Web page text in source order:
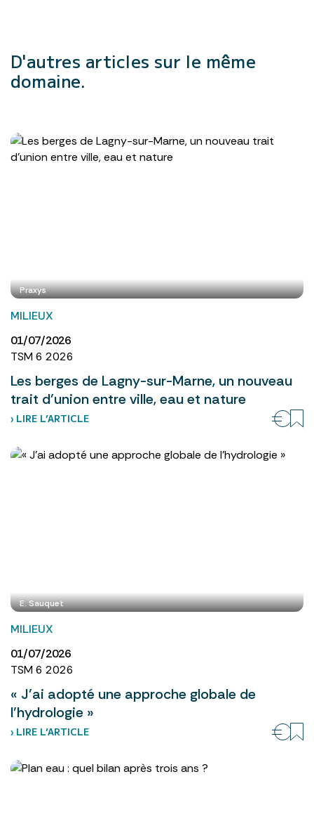
D'autres articles sur le même
domaine.
Praxys
MILIEUX
01/07/2026
TSM 6 2026
Les berges de Lagny-sur-Marne, un nouveau
trait d’union entre ville, eau et nature
› LIRE L’ARTICLE
E. Sauquet
MILIEUX
01/07/2026
TSM 6 2026
« J’ai adopté une approche globale de
l’hydrologie »
› LIRE L’ARTICLE